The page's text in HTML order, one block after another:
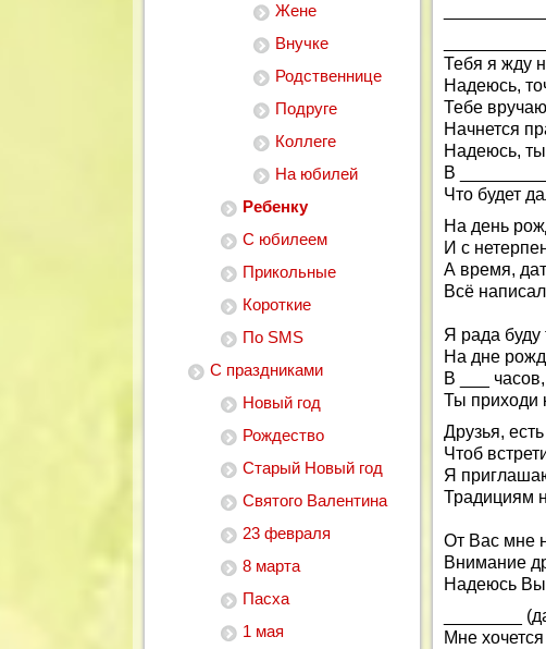
Жене
Внучке
Родственнице
Подруге
Коллеге
На юбилей
Ребенку
С юбилеем
Прикольные
Короткие
По SMS
С праздниками
Новый год
Рождество
Старый Новый год
Святого Валентина
23 февраля
8 марта
Пасха
1 мая
Тебя я жду
Надеюсь,
Тебе
Начнется
Надеюсь,
В
Что будет
На день
И с
А время,
Всё
Я рада буду
На дне
В ___ часов,
Ты приходи
Друзья,
Чтоб
Я
Традициям
От Вас мне
Внимание
Надеюсь
________
Мне